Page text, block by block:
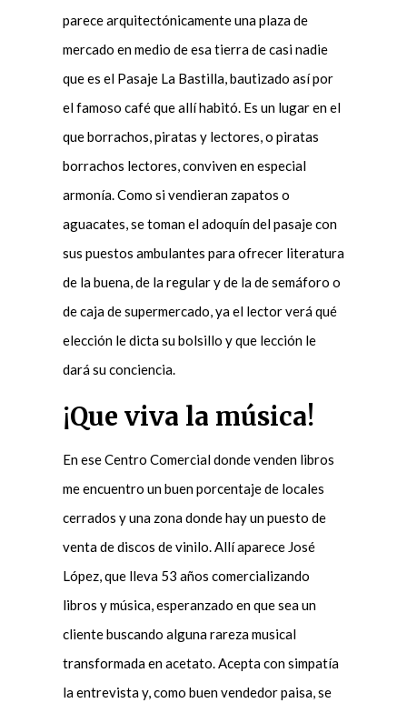
parece arquitectónicamente una plaza de
mercado en medio de esa tierra de casi nadie
que es el Pasaje La Bastilla, bautizado así por
el famoso café que allí habitó. Es un lugar en el
que borrachos, piratas y lectores, o piratas
borrachos lectores, conviven en especial
armonía. Como si vendieran zapatos o
aguacates, se toman el adoquín del pasaje con
sus puestos ambulantes para ofrecer literatura
de la buena, de la regular y de la de semáforo o
de caja de supermercado, ya el lector verá qué
elección le dicta su bolsillo y que lección le
dará su conciencia.
¡Que viva la música!
En ese Centro Comercial donde venden libros
me encuentro un buen porcentaje de locales
cerrados y una zona donde hay un puesto de
venta de discos de vinilo. Allí aparece José
López, que lleva 53 años comercializando
libros y música, esperanzado en que sea un
cliente buscando alguna rareza musical
transformada en acetato. Acepta con simpatía
la entrevista y, como buen vendedor paisa, se